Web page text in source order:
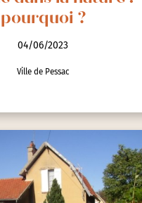
pourquoi ?
04/06/2023
Ville de Pessac